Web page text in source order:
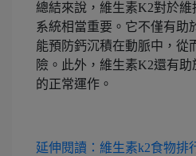
總結來說，維生素K2對於
系統相當重要。它不僅有助
能預防鈣沉積在動脈中，從
險。此外，維生素K2還有
的正常運作。
延伸閱讀：維生素k2食物排